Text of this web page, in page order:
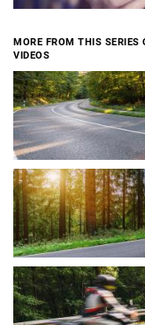
MORE FROM THIS SERIES
VIDEOS